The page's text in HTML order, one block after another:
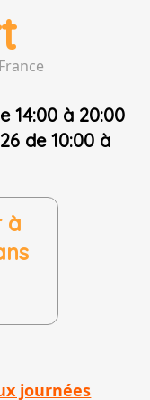
14:00 à 20:00
de 10:00 à
à
journées